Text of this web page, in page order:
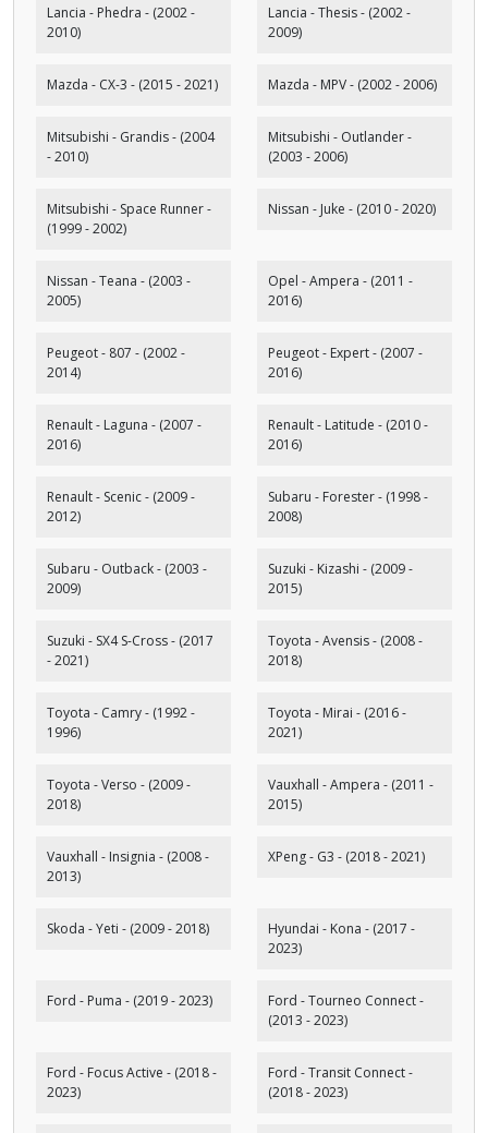
Lancia - Phedra - (2002 -
2010)
Lancia - Thesis - (2002 -
2009)
Mazda - CX-3 - (2015 - 2021) Mazda - MPV - (2002 - 2006)
Mitsubishi - Grandis - (2004
- 2010)
Mitsubishi - Outlander -
(2003 - 2006)
Mitsubishi - Space Runner -
(1999 - 2002)
Nissan - Juke - (2010 - 2020)
Nissan - Teana - (2003 -
2005)
Opel - Ampera - (2011 -
2016)
Peugeot - 807 - (2002 -
2014)
Peugeot - Expert - (2007 -
2016)
Renault - Laguna - (2007 -
2016)
Renault - Latitude - (2010 -
2016)
Renault - Scenic - (2009 -
2012)
Subaru - Forester - (1998 -
2008)
Subaru - Outback - (2003 -
2009)
Suzuki - Kizashi - (2009 -
2015)
Suzuki - SX4 S-Cross - (2017
- 2021)
Toyota - Avensis - (2008 -
2018)
Toyota - Camry - (1992 -
1996)
Toyota - Mirai - (2016 -
2021)
Toyota - Verso - (2009 -
2018)
Vauxhall - Ampera - (2011 -
2015)
Vauxhall - Insignia - (2008 -
2013)
XPeng - G3 - (2018 - 2021)
Skoda - Yeti - (2009 - 2018)
Hyundai - Kona - (2017 -
2023)
Ford - Puma - (2019 - 2023)
Ford - Tourneo Connect -
(2013 - 2023)
Ford - Focus Active - (2018 -
2023)
Ford - Transit Connect -
(2018 - 2023)